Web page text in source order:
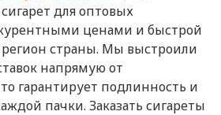
для оптовых
ценами и быстрой
страны. Мы выстроили
напрямую от
гарантирует подлинность и
пачки. Заказать сигареты